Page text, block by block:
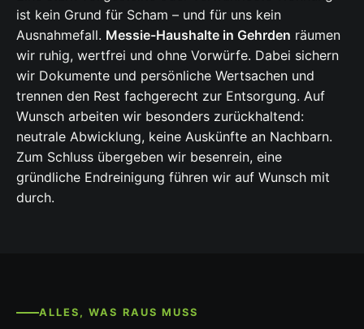
ist kein Grund für Scham – und für uns kein
Ausnahmefall. Messie-Haushalte in Gehrden räumen
wir ruhig, wertfrei und ohne Vorwürfe. Dabei sichern
wir Dokumente und persönliche Wertsachen und
trennen den Rest fachgerecht zur Entsorgung. Auf
Wunsch arbeiten wir besonders zurückhaltend:
neutrale Abwicklung, keine Auskünfte an Nachbarn.
Zum Schluss übergeben wir besenrein, eine
gründliche Endreinigung führen wir auf Wunsch mit
durch.
ALLES, WAS RAUS MUSS